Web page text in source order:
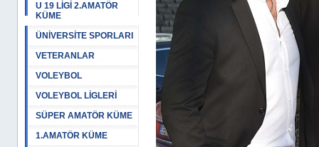
U 19 LİGİ 2.AMATÖR
KÜME
ÜNİVERSİTE SPORLARI
VETERANLAR
VOLEYBOL
VOLEYBOL LİGLERİ
SÜPER AMATÖR KÜME
1.AMATÖR KÜME